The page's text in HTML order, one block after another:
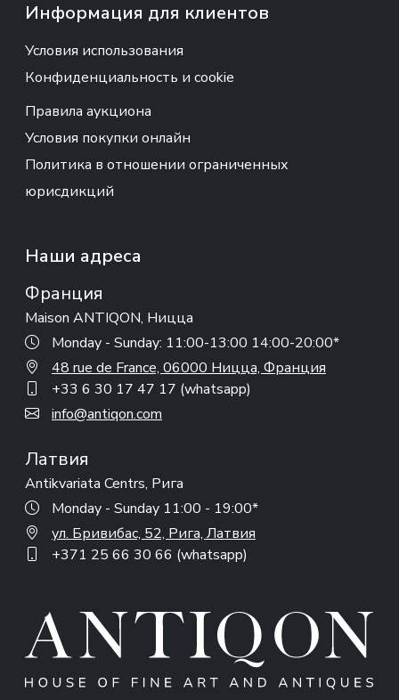
Информация для клиентов
Условия использования
Конфиденциальность и cookie
Правила аукциона
Условия покупки онлайн
Политика в отношении ограниченных
юрисдикций
Наши адреса
Франция
Maison ANTIQON, Ницца
Monday - Sunday: 11:00-13:00 14:00-20:00*
48 rue de France, 06000 Ницца, Франция
+33 6 30 17 47 17 (whatsapp)
info@antiqon.com
Латвия
Antikvariata Centrs, Рига
Monday - Sunday 11:00 - 19:00*
ул. Бривибас, 52, Рига, Латвия
+371 25 66 30 66 (whatsapp)